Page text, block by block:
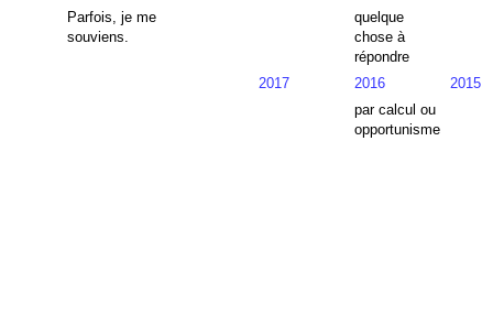
Parfois, je me
souviens.
quelque
chose à
répondre
2017
2016
2015
par calcul ou
opportunisme